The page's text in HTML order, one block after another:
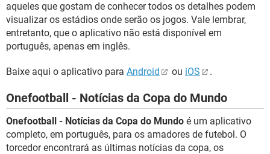
aqueles que gostam de conhecer todos os detalhes podem
visualizar os estádios onde serão os jogos. Vale lembrar,
entretanto, que o aplicativo não está disponível em
português, apenas em inglês.
Baixe aqui o aplicativo para Android ou iOS .
Onefootball - Notícias da Copa do Mundo
Onefootball - Notícias da Copa do Mundo é um aplicativo
completo, em português, para os amadores de futebol. O
torcedor encontrará as últimas notícias da copa, os